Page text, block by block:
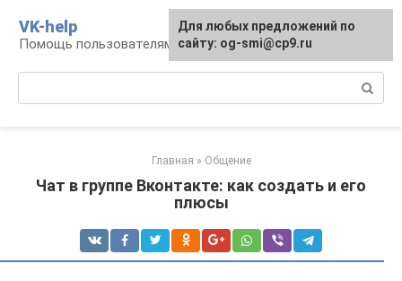
контенту
VK-help
Помощь пользователям соцсети ВКонтакте
Главная » Общение
Чат в группе Вконтакте: как создать и его
плюсы
Для любых предложений по
сайту: og-smi@cp9.ru